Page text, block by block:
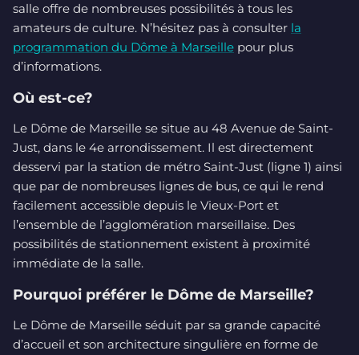
salle offre de nombreuses possibilités à tous les
amateurs de culture. N’hésitez pas à consulter la
programmation du Dôme à Marseille pour plus
d’informations.
Où est-ce?
Le Dôme de Marseille se situe au 48 Avenue de Saint-
Just, dans le 4e arrondissement. Il est directement
desservi par la station de métro Saint-Just (ligne 1) ainsi
que par de nombreuses lignes de bus, ce qui le rend
facilement accessible depuis le Vieux-Port et
l’ensemble de l’agglomération marseillaise. Des
possibilités de stationnement existent à proximité
immédiate de la salle.
Pourquoi préférer le Dôme de Marseille?
Le Dôme de Marseille séduit par sa grande capacité
d’accueil et son architecture singulière en forme de